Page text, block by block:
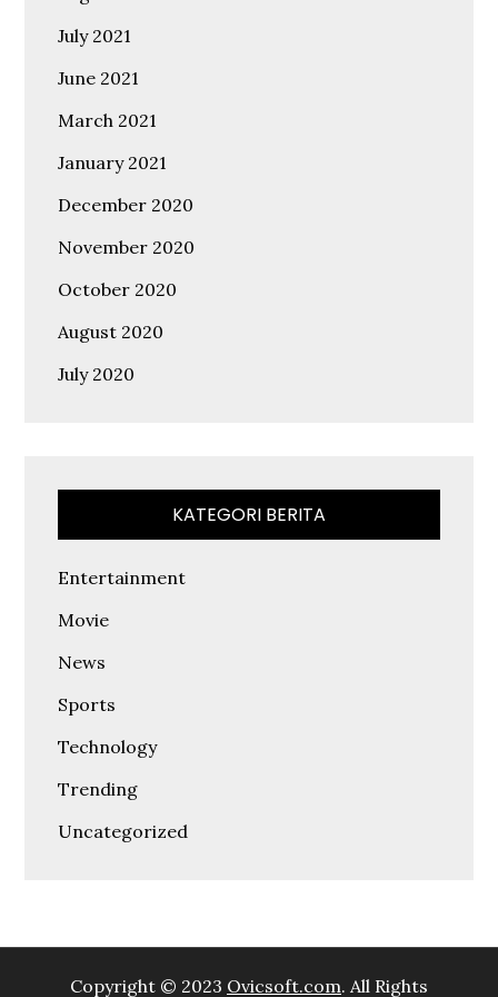
July 2021
June 2021
March 2021
January 2021
December 2020
November 2020
October 2020
August 2020
July 2020
KATEGORI BERITA
Entertainment
Movie
News
Sports
Technology
Trending
Uncategorized
Copyright © 2023 Ovicsoft.com. All Rights